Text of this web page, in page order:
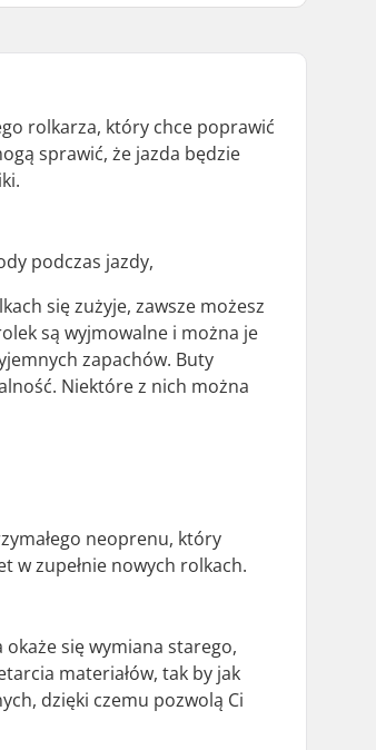
rolkarza, który chce poprawić
sprawić, że jazda będzie
podczas jazdy,
się zużyje, zawsze możesz
są wyjmowalne i można je
zapachów. Buty
Niektóre z nich można
neoprenu, który
w zupełnie nowych rolkach.
się wymiana starego,
materiałów, tak by jak
dzięki czemu pozwolą Ci